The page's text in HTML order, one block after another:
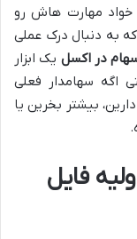
خواد مهارت هاش رو
به دنبال درک عملی
در اکسل یک ابزار
اگه سهامدار فعلی
بیشتر بخرین یا
فایل